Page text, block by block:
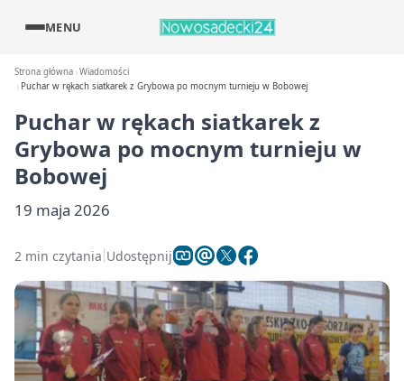
MENU
Strona główna Wiadomości
Puchar w rękach siatkarek z Grybowa po mocnym turnieju w Bobowej
Puchar w rękach siatkarek z
Grybowa po mocnym turnieju w
Bobowej
19 maja 2026
2 min czytania Udostępnij